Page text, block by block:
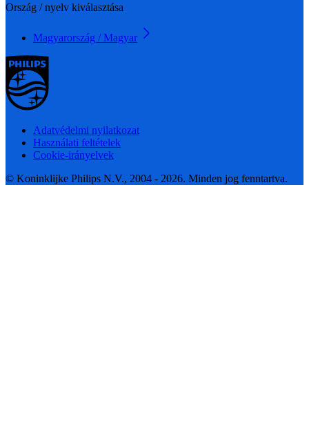
Ország / nyelv kiválasztása
Magyarország / Magyar
Adatvédelmi nyilatkozat
Használati feltételek
Cookie-irányelvek
© Koninklijke Philips N.V., 2004 - 2026. Minden jog fenntartva.